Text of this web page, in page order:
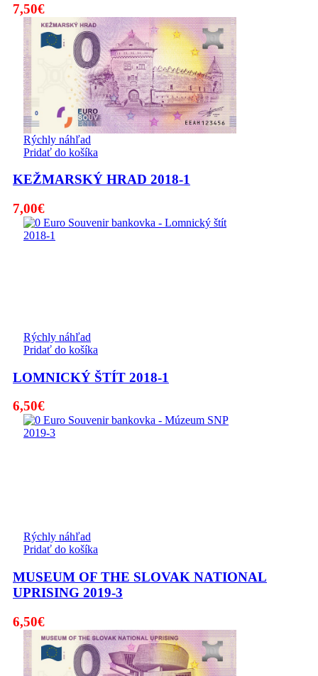
7,50€
Rýchly náhľad
Pridať do košíka
KEŽMARSKÝ HRAD 2018-1
7,00€
Rýchly náhľad
Pridať do košíka
LOMNICKÝ ŠTÍT 2018-1
6,50€
Rýchly náhľad
Pridať do košíka
MUSEUM OF THE SLOVAK NATIONAL
UPRISING 2019-3
6,50€